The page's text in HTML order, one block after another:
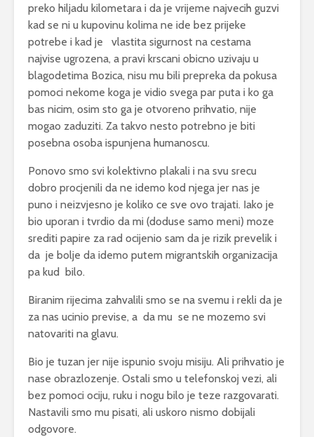
preko hiljadu kilometara i da je vrijeme najvecih guzvi
kad se ni u kupovinu kolima ne ide bez prijeke
potrebe i kad je vlastita sigurnost na cestama
najvise ugrozena, a pravi krscani obicno uzivaju u
blagodetima Bozica, nisu mu bili prepreka da pokusa
pomoci nekome koga je vidio svega par puta i ko ga
bas nicim, osim sto ga je otvoreno prihvatio, nije
mogao zaduziti. Za takvo nesto potrebno je biti
posebna osoba ispunjena humanoscu.
Ponovo smo svi kolektivno plakali i na svu srecu
dobro procjenili da ne idemo kod njega jer nas je
puno i neizvjesno je koliko ce sve ovo trajati. Iako je
bio uporan i tvrdio da mi (doduse samo meni) moze
srediti papire za rad ocijenio sam da je rizik prevelik i
da je bolje da idemo putem migrantskih organizacija
pa kud bilo.
Biranim rijecima zahvalili smo se na svemu i rekli da je
za nas ucinio previse, a da mu se ne mozemo svi
natovariti na glavu.
Bio je tuzan jer nije ispunio svoju misiju. Ali prihvatio je
nase obrazlozenje. Ostali smo u telefonskoj vezi, ali
bez pomoci ociju, ruku i nogu bilo je teze razgovarati.
Nastavili smo mu pisati, ali uskoro nismo dobijali
odgovore.